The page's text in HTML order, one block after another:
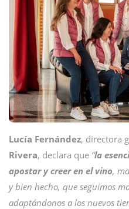
Lucía Fernández, directora
Rivera, declara que “la
apostar y creer en el vino,
y bien hecho, que seguimos
adaptándonos a los nuevos